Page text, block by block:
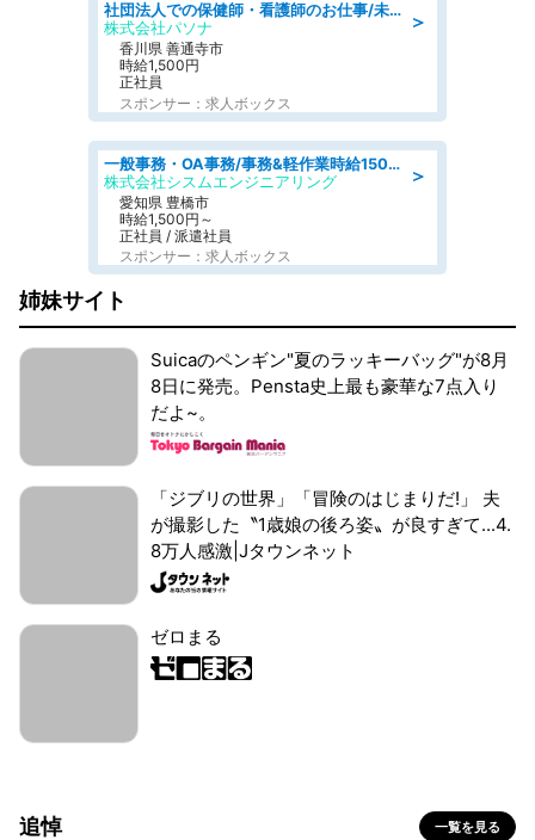
＞
社団法人での保健師・看護師のお仕事/未経験OK/要資格:普通免許、保健師、正看護師
株式会社パソナ
香川県 善通寺市
時給1,500円
正社員
スポンサー：求人ボックス
＞
一般事務・OA事務/事務&軽作業時給1500円土日祝休み各種社保完備
株式会社シスムエンジニアリング
愛知県 豊橋市
時給1,500円～
正社員 / 派遣社員
スポンサー：求人ボックス
姉妹サイト
Suicaのペンギン"夏のラッキーバッグ"が8月
8日に発売。Pensta史上最も豪華な7点入り
だよ~。
「ジブリの世界」「冒険のはじまりだ!」 夫
が撮影した〝1歳娘の後ろ姿〟が良すぎて...4.
8万人感激|Jタウンネット
ゼロまる
追悼 一覧を見る